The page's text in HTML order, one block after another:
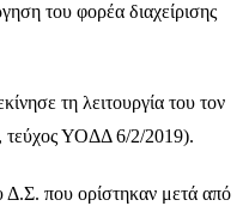
του φορέα διαχείρισης
τη λειτουργία του τον
τεύχος ΥΟΔΔ 6/2/2019).
Δ.Σ. που ορίστηκαν μετά από